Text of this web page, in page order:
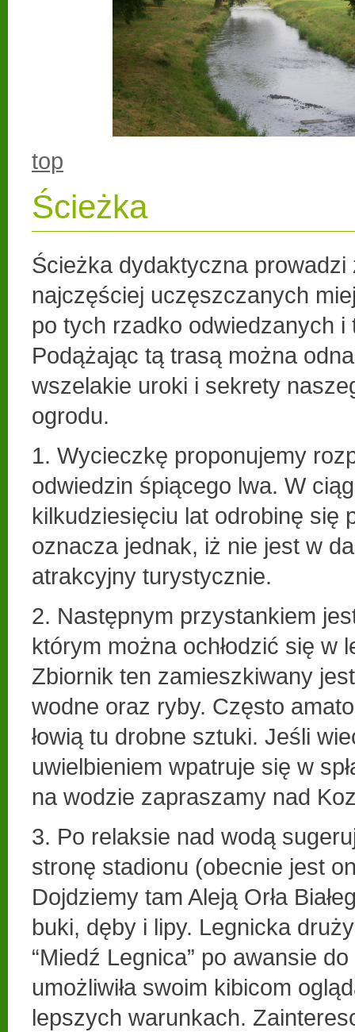
top
Ścieżka
Ścieżka dydaktyczna prowadzi
najczęściej uczęszczanych
po tych rzadko odwiedzanych i
Podążając tą trasą można
wszelakie uroki i sekrety
ogrodu.
1. Wycieczkę proponujemy
odwiedzin śpiącego lwa. W
kilkudziesięciu lat odrobinę się
oznacza jednak, iż nie jest w
atrakcyjny turystycznie.
2. Następnym przystankiem
którym można ochłodzić się w
Zbiornik ten zamieszkiwany
wodne oraz ryby. Często
łowią tu drobne sztuki. Jeśli
uwielbieniem wpatruje się w
na wodzie zapraszamy nad
3. Po relaksie nad wodą
stronę stadionu (obecnie jest
Dojdziemy tam Aleją Orła
buki, dęby i lipy. Legnicka
“Miedź Legnica” po awansie
umożliwiła swoim kibicom
lepszych warunkach.